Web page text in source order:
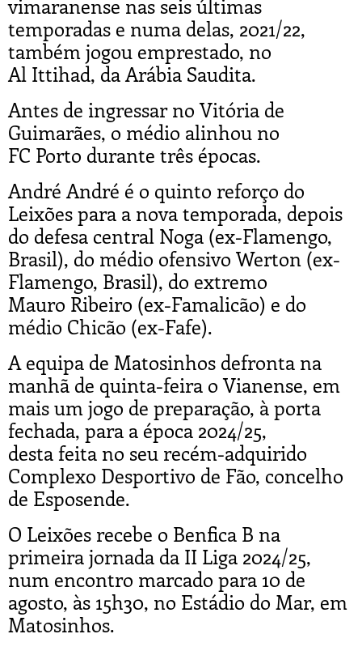
vimaranense nas seis últimas
temporadas e numa delas, 2021/22,
também jogou emprestado, no
Al Ittihad, da Arábia Saudita.
Antes de ingressar no Vitória de
Guimarães, o médio alinhou no
FC Porto durante três épocas.
André André é o quinto reforço do
Leixões para a nova temporada, depois
do defesa central Noga (ex-Flamengo,
Brasil), do médio ofensivo Werton (ex-
Flamengo, Brasil), do extremo
Mauro Ribeiro (ex-Famalicão) e do
médio Chicão (ex-Fafe).
A equipa de Matosinhos defronta na
manhã de quinta-feira o Vianense, em
mais um jogo de preparação, à porta
fechada, para a época 2024/25,
desta feita no seu recém-adquirido
Complexo Desportivo de Fão, concelho
de Esposende.
O Leixões recebe o Benfica B na
primeira jornada da II Liga 2024/25,
num encontro marcado para 10 de
agosto, às 15h30, no Estádio do Mar, em
Matosinhos.